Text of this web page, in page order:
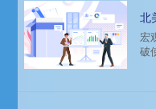
主
所
景
及
北
猎
宏
破